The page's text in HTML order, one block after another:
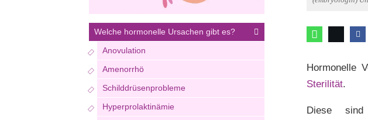
Hormonelle
Sterilität.
Diese
Welche hormonelle Ursachen gibt es?
Anovulation
Amenorrhö
Schilddrüsenprobleme
Hyperprolaktinämie